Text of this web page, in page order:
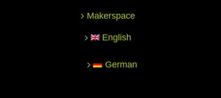
Makerspace
English
German